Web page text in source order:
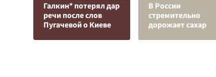
Галкин* потерял дар
речи после слов
Пугачевой о Киеве
В России
стремительно
дорожает сахар